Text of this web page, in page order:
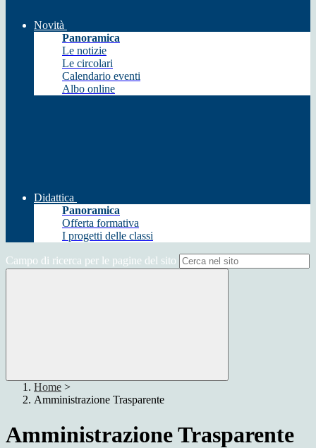
Novità
Panoramica
Le notizie
Le circolari
Calendario eventi
Albo online
Didattica
Panoramica
Offerta formativa
I progetti delle classi
Campo di ricerca per le pagine del sito
Home >
Amministrazione Trasparente
Amministrazione Trasparente